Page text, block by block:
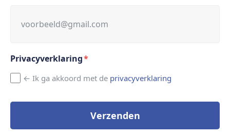
Privacyverklaring*
← Ik ga akkoord met de privacyverklaring
Verzenden